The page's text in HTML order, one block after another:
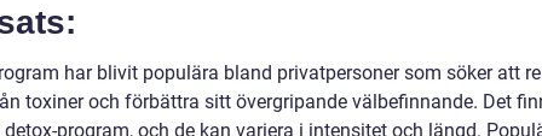
har blivit populära bland privatpersoner som söker att
toxiner och förbättra sitt övergripande välbefinnande. Det
detox-program, och de kan variera i intensitet och längd.